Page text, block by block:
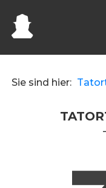
Sie sind hier: